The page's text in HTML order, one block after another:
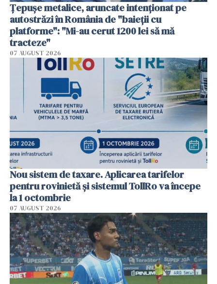
Țepușe metalice, aruncate intenționat pe
autostrăzi în România de "baieții cu
platforme": "Mi-au cerut 1200 lei să mă
tracteze"
07 AUGUST 2026
Nou sistem de taxare. Aplicarea tarifelor
pentru rovinietă şi sistemul TollRo va începe
la 1 octombrie
07 AUGUST 2026